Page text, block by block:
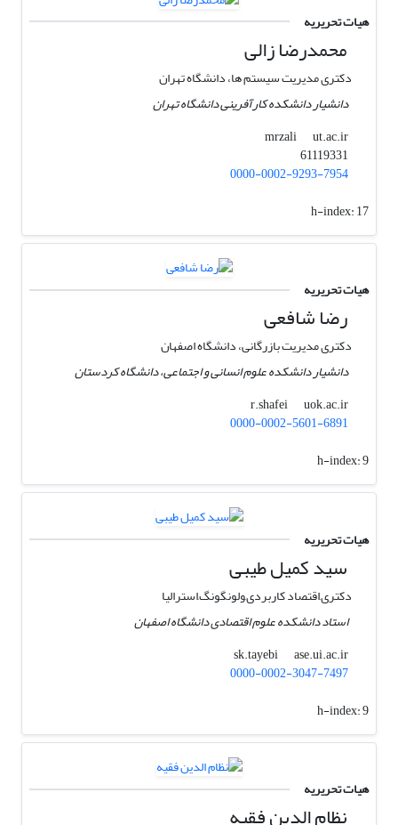
هیات تحریریه
محمدرضا زالی
دکتری ‏مدیریت سیستم ها، دانشگاه تهران
دانشیار دانشکده کارآفرینی دانشگاه تهران
mrzali
ut.ac.ir
0000-0002-9293-7954
h-index:17
هیات تحریریه
رضا شافعی
دکتری مدیریت بازرگانی، دانشگاه اصفهان
دانشیار دانشکده علوم انسانی و اجتماعی، دانشگاه کردستان
r.shafei
uok.ac.ir
0000-0002-5601-6891
h-index:9
هیات تحریریه
سید کمیل طیبی
دکتری,اقتصاد کاربردی,ولونگونگ,استرالیا
استاد دانشکده علوم اقتصادی دانشگاه اصفهان
sk.tayebi
ase.ui.ac.ir
0000-0002-3047-7497
h-index:9
هیات تحریریه
نظام الدین فقیه